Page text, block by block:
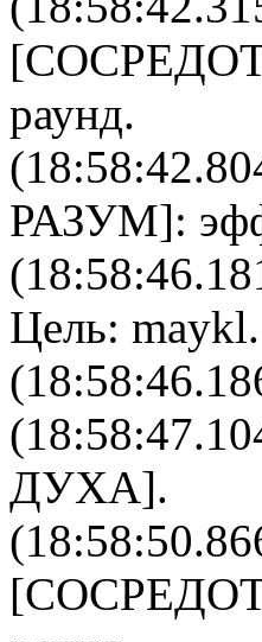
[
раунд.
РАЗУМ]:
Цель: maykl.
ДУХА].
[